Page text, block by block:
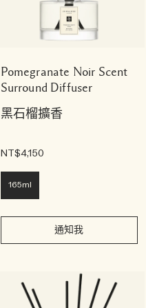
Pomegranate Noir Scent
Surround Diffuser
黑石榴擴香
NT$4,150
165ml
通知我